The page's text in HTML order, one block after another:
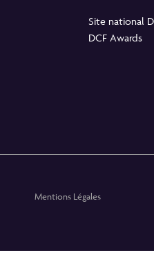
Site national
DCF Awards
Mentions Légales